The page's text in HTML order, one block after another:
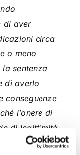
di aver
circa
o meno
sentenza
di averlo
conseguenze
l’onere di
di legittimità
il rifiuto di